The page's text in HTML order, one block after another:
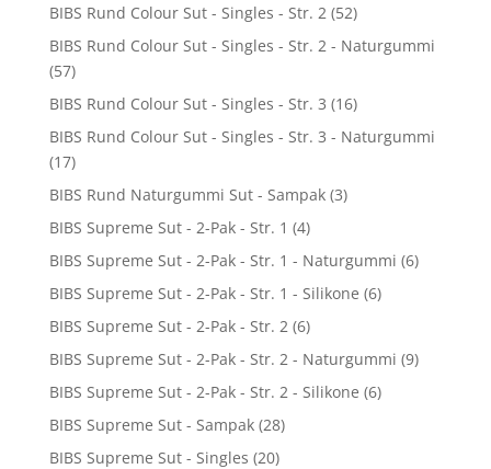
BIBS Rund Colour Sut - Singles - Str. 2 (52)
BIBS Rund Colour Sut - Singles - Str. 2 - Naturgummi
(57)
BIBS Rund Colour Sut - Singles - Str. 3 (16)
BIBS Rund Colour Sut - Singles - Str. 3 - Naturgummi
(17)
BIBS Rund Naturgummi Sut - Sampak (3)
BIBS Supreme Sut - 2-Pak - Str. 1 (4)
BIBS Supreme Sut - 2-Pak - Str. 1 - Naturgummi (6)
BIBS Supreme Sut - 2-Pak - Str. 1 - Silikone (6)
BIBS Supreme Sut - 2-Pak - Str. 2 (6)
BIBS Supreme Sut - 2-Pak - Str. 2 - Naturgummi (9)
BIBS Supreme Sut - 2-Pak - Str. 2 - Silikone (6)
BIBS Supreme Sut - Sampak (28)
BIBS Supreme Sut - Singles (20)